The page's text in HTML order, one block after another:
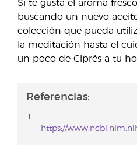
Si te gusta el aroma
buscando un nuevo
colección que pueda
la meditación hasta el
un poco de Ciprés a tu
Referencias:
https://